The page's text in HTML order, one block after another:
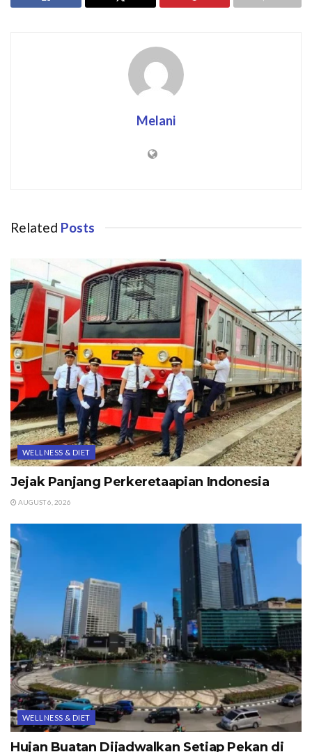
Melani
Related Posts
WELLNESS & DIET
Jejak Panjang Perkeretaapian Indonesia
AUGUST 6, 2026
WELLNESS & DIET
Hujan Buatan Dijadwalkan Setiap Pekan di